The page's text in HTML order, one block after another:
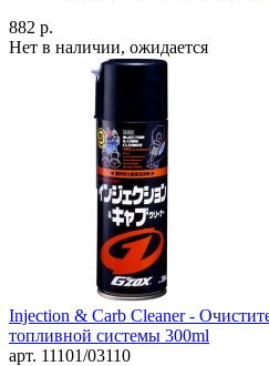
882 р.
Нет в наличии, ожидается
Injection & Carb Cleaner -
топливной системы 300ml
арт. 11101/03110